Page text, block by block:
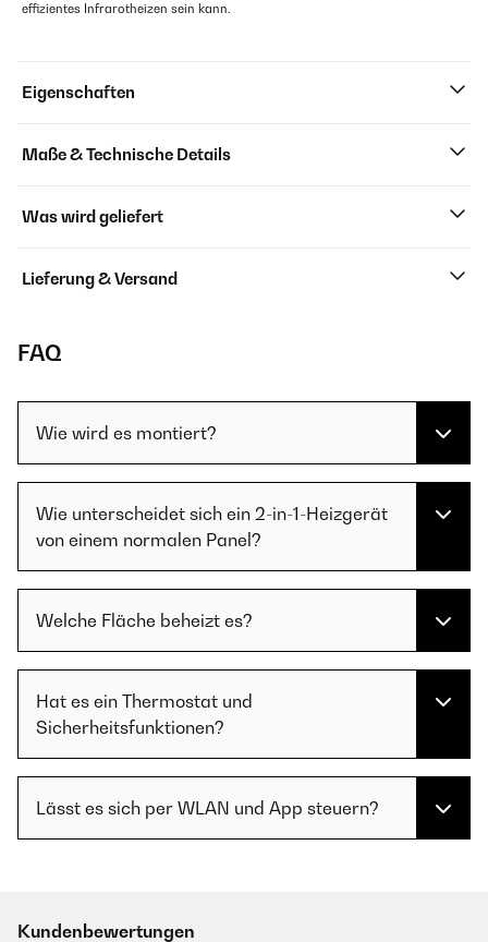
effizientes Infrarotheizen sein kann.
Eigenschaften
Maße & Technische Details
Was wird geliefert
Lieferung & Versand
FAQ
Wie wird es montiert?
Wie unterscheidet sich ein 2-in-1-Heizgerät
von einem normalen Panel?
Welche Fläche beheizt es?
Hat es ein Thermostat und
Sicherheitsfunktionen?
Lässt es sich per WLAN und App steuern?
Kundenbewertungen